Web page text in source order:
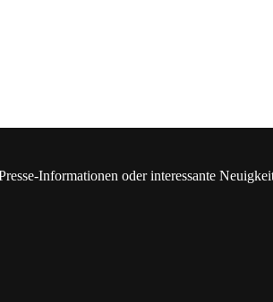
Informationen oder interessante